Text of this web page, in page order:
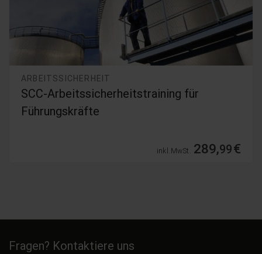
ARBEITSSICHERHEIT
SCC-Arbeitssicherheitstraining für
Führungskräfte
inkl. MwSt. 289,99€
Fragen? Kontaktiere uns